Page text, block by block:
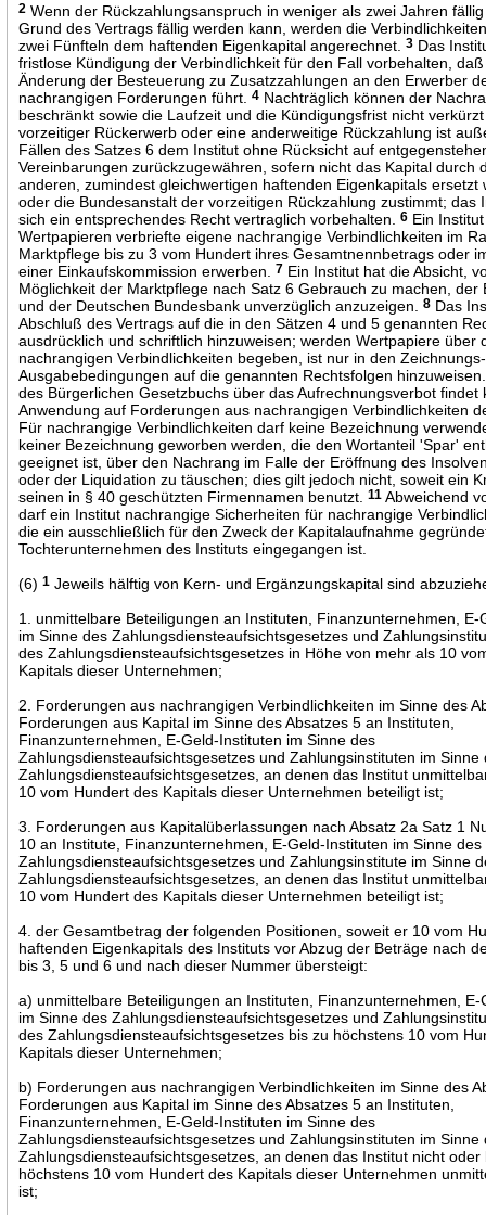
2 Wenn der Rückzahlungsanspruch in weniger als zwei Jahren
Grund des Vertrags fällig werden kann, werden die
zwei Fünfteln dem haftenden Eigenkapital angerechnet.3 Das
fristlose Kündigung der Verbindlichkeit für den Fall vorbehalten,
Änderung der Besteuerung zu Zusatzzahlungen an den Erwerber
nachrangigen Forderungen führt.4 Nachträglich können der
beschränkt sowie die Laufzeit und die Kündigungsfrist nicht
vorzeitiger Rückerwerb oder eine anderweitige Rückzahlung ist
Fällen des Satzes 6 dem Institut ohne Rücksicht auf
Vereinbarungen zurückzugewähren, sofern nicht das Kapital durch
anderen, zumindest gleichwertigen haftenden Eigenkapitals ersetzt
oder die Bundesanstalt der vorzeitigen Rückzahlung zustimmt; das
sich ein entsprechendes Recht vertraglich vorbehalten.6 Ein
Wertpapieren verbriefte eigene nachrangige Verbindlichkeiten im
Marktpflege bis zu 3 vom Hundert ihres Gesamtnennbetrags oder
einer Einkaufskommission erwerben.7 Ein Institut hat die Absicht,
Möglichkeit der Marktpflege nach Satz 6 Gebrauch zu machen, der
und der Deutschen Bundesbank unverzüglich anzuzeigen.8 Das
Abschluß des Vertrags auf die in den Sätzen 4 und 5 genannten
ausdrücklich und schriftlich hinzuweisen; werden Wertpapiere über
nachrangigen Verbindlichkeiten begeben, ist nur in den
Ausgabebedingungen auf die genannten Rechtsfolgen
des Bürgerlichen Gesetzbuchs über das Aufrechnungsverbot findet
Anwendung auf Forderungen aus nachrangigen Verbindlichkeiten
Für nachrangige Verbindlichkeiten darf keine Bezeichnung
keiner Bezeichnung geworben werden, die den Wortanteil 'Spar'
geeignet ist, über den Nachrang im Falle der Eröffnung des
oder der Liquidation zu täuschen; dies gilt jedoch nicht, soweit ein
seinen in § 40 geschützten Firmennamen benutzt.11 Abweichend
darf ein Institut nachrangige Sicherheiten für nachrangige
die ein ausschließlich für den Zweck der Kapitalaufnahme
Tochterunternehmen des Instituts eingegangen ist.
(6)1 Jeweils hälftig von Kern- und Ergänzungskapital sind
1. unmittelbare Beteiligungen an Instituten, Finanzunternehmen, E-
im Sinne des Zahlungsdiensteaufsichtsgesetzes und
des Zahlungsdiensteaufsichtsgesetzes in Höhe von mehr als 10
Kapitals dieser Unternehmen;
2. Forderungen aus nachrangigen Verbindlichkeiten im Sinne des
Forderungen aus Kapital im Sinne des Absatzes 5 an Instituten,
Finanzunternehmen, E-Geld-Instituten im Sinne des
Zahlungsdiensteaufsichtsgesetzes und Zahlungsinstituten im Sinne
Zahlungsdiensteaufsichtsgesetzes, an denen das Institut
10 vom Hundert des Kapitals dieser Unternehmen beteiligt ist;
3. Forderungen aus Kapitalüberlassungen nach Absatz 2a Satz 1
10 an Institute, Finanzunternehmen, E-Geld-Instituten im Sinne des
Zahlungsdiensteaufsichtsgesetzes und Zahlungsinstitute im Sinne
Zahlungsdiensteaufsichtsgesetzes, an denen das Institut
10 vom Hundert des Kapitals dieser Unternehmen beteiligt ist;
4. der Gesamtbetrag der folgenden Positionen, soweit er 10 vom
haftenden Eigenkapitals des Instituts vor Abzug der Beträge nach
bis 3, 5 und 6 und nach dieser Nummer übersteigt:
a) unmittelbare Beteiligungen an Instituten, Finanzunternehmen, E-
im Sinne des Zahlungsdiensteaufsichtsgesetzes und
des Zahlungsdiensteaufsichtsgesetzes bis zu höchstens 10 vom
Kapitals dieser Unternehmen;
b) Forderungen aus nachrangigen Verbindlichkeiten im Sinne des
Forderungen aus Kapital im Sinne des Absatzes 5 an Instituten,
Finanzunternehmen, E-Geld-Instituten im Sinne des
Zahlungsdiensteaufsichtsgesetzes und Zahlungsinstituten im Sinne
Zahlungsdiensteaufsichtsgesetzes, an denen das Institut nicht oder
höchstens 10 vom Hundert des Kapitals dieser Unternehmen
ist;